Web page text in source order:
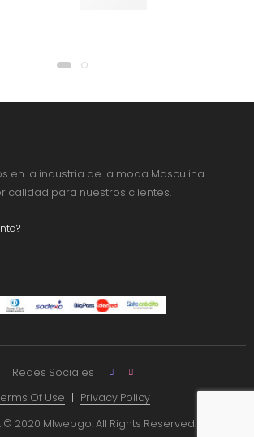
en la industria de la moda Masculina.
calidad para nuestros clientes.
2020 MIwebgo. All Rights Reserved.
Of Use Privacy Policy
Redes Sociales